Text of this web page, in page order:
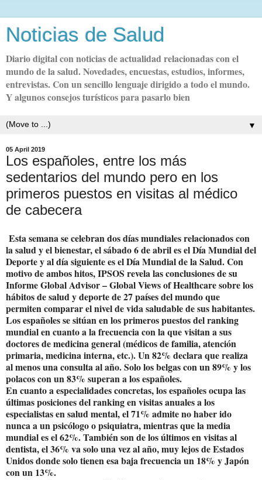
Noticias de Salud
Diario digital con noticias de actualidad relacionadas con el
mundo de la salud. Novedades, encuestas, estudios, informes,
entrevistas. Con un sencillo lenguaje dirigido a todo el mundo.
Y algunos consejos turísticos para pasarlo bien
▼
05 April 2019
Los españoles, entre los más
sedentarios del mundo pero en los
primeros puestos en visitas al médico
de cabecera
Esta semana se celebran dos días mundiales relacionados con
la salud y el bienestar, el sábado 6 de abril es el Día Mundial del
Deporte y al día siguiente es el Día Mundial de la Salud. Con
motivo de ambos hitos, IPSOS revela las conclusiones de su
Informe Global Advisor – Global Views of Healthcare sobre los
hábitos de salud y deporte de 27 países del mundo que
permiten comparar el nivel de vida saludable de sus habitantes.
Los españoles se sitúan en los primeros puestos del ranking
mundial en cuanto a la frecuencia con la que visitan a sus
doctores de medicina general (médicos de familia, atención
primaria, medicina interna, etc.). Un 82% declara que realiza
al menos una consulta al año. Solo los belgas con un 89% y los
polacos con un 83% superan a los españoles.
En cuanto a especialidades concretas, los españoles ocupa las
últimas posiciones del ranking en visitas anuales a los
especialistas en salud mental, el 71% admite no haber ido
nunca a un psicólogo o psiquiatra, mientras que la media
mundial es el 62%. También son de los últimos en visitas al
dentista, el 36% va solo una vez al año, muy lejos de Estados
Unidos donde solo tienen esa baja frecuencia un 18% y Japón
con un 13%.